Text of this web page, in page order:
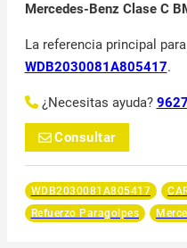
Mercedes-Benz Clase C
La referencia principal para
WDB2030081A805417.
¿Necesitas ayuda?
Consultar
WDB2030081A805417
Refuerzo Paragolpes